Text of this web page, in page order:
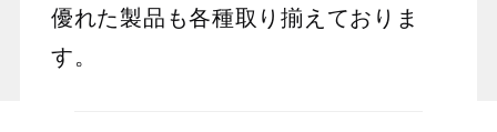
優れた製品も各種取り揃えておりま
す。